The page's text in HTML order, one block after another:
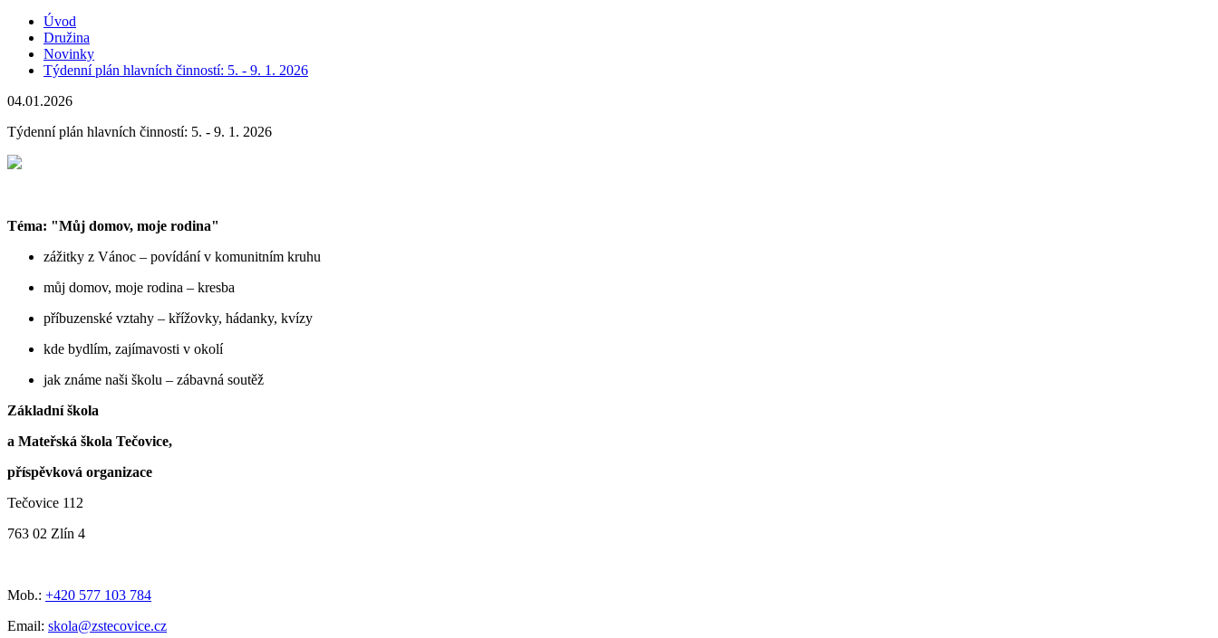
Úvod
Družina
Novinky
Týdenní plán hlavních činností: 5. - 9. 1. 2026
04.01.2026
Týdenní plán hlavních činností: 5. - 9. 1. 2026
Téma: "Můj domov, moje rodina"
zážitky z Vánoc – povídání v komunitním kruhu
můj domov, moje rodina – kresba
příbuzenské vztahy – křížovky, hádanky, kvízy
kde bydlím, zajímavosti v okolí
jak známe naši školu – zábavná soutěž
Základní škola
a Mateřská škola Tečovice,
příspěvková organizace
Tečovice 112
763 02 Zlín 4
Mob.: +420 577 103 784
Email: skola@zstecovice.cz